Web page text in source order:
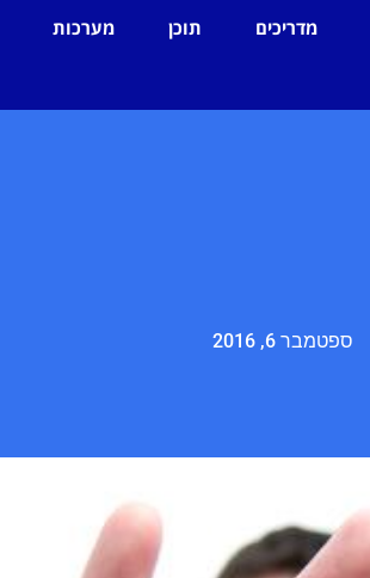
מדריכים תוכן מערכות
ספטמבר 6, 2016